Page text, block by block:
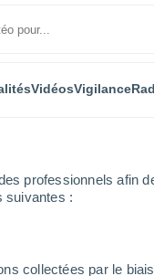
professionnels afin
suivantes :
collectées par le
VidéosVigilance